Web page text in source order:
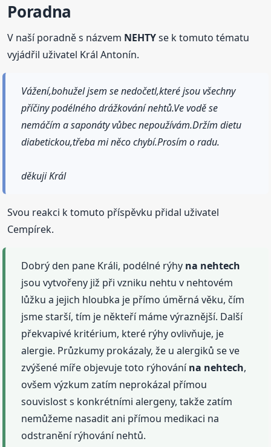
Poradna
V naší poradně s názvem NEHTYse k tomuto tématu
vyjádřil uživatel Král Antonín.
Vážení,bohužel jsem se nedočetl,které jsou všechny
příčiny podélného drážkování nehtů.Ve vodě se
nemáčím a saponáty vůbec nepoužívám.Držím dietu
diabetickou,třeba mi něco chybí.Prosím o radu.
děkuji Král
Svou reakci k tomuto příspěvku přidal uživatel
Cempírek.
Dobrý den pane Králi, podélné rýhy na nehtech
jsou vytvořeny již při vzniku nehtu v nehtovém
lůžku a jejich hloubka je přímo úměrná věku, čím
jsme starší, tím je někteří máme výraznější. Další
překvapivé kritérium, které rýhy ovlivňuje, je
alergie. Průzkumy prokázaly, že u alergiků se ve
zvýšené míře objevuje toto rýhovánína nehtech,
ovšem výzkum zatím neprokázal přímou
souvislost s konkrétními alergeny, takže zatím
nemůžeme nasadit ani přímou medikaci na
odstranění rýhování nehtů.